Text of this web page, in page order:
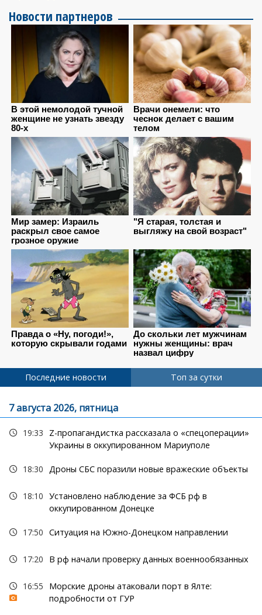
Новости партнеров
Последние новости Топ за сутки
7 августа 2026, пятница
19:33
Z-пропагандистка рассказала о «спецоперации»
Украины в оккупированном Мариуполе
18:30 Дроны СБС поразили новые вражеские объекты
18:10 Установлено наблюдение за ФСБ рф в
оккупированном Донецке
17:50 Ситуация на Южно-Донецком направлении
17:20 В рф начали проверку данных военнообязанных
16:55
Морские дроны атаковали порт в Ялте:
подробности от ГУР